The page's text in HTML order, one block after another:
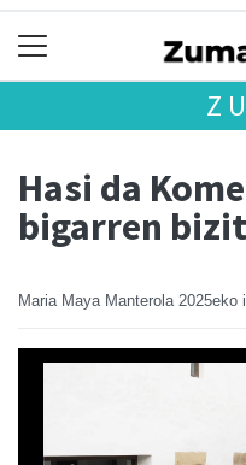
Hasi da
bigarren
Maria Maya Manterola 2025eko